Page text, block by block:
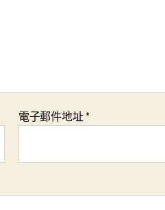
電子郵件地址*